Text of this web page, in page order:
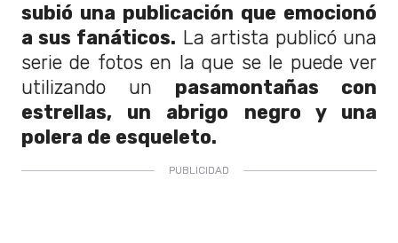
subió una publicación que emocionó
a sus fanáticos. La artista publicó una
serie de fotos en la que se le puede ver
utilizando un pasamontañas con
estrellas, un abrigo negro y una
polera de esqueleto.